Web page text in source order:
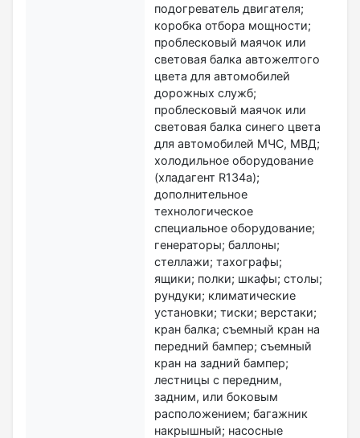
подогреватель двигателя;
коробка отбора мощности;
проблесковый маячок или
световая балка автожелтого
цвета для автомобилей
дорожных служб;
проблесковый маячок или
световая балка синего цвета
для автомобилей МЧС, МВД;
холодильное оборудование
(хладагент R134а);
дополнительное
технологическое
специальное оборудование;
генераторы; баллоны;
стеллажи; тахографы;
ящики; полки; шкафы; столы;
рундуки; климатические
установки; тиски; верстаки;
кран балка; съемный кран на
передний бампер; съемный
кран на задний бампер;
лестницы с передним,
задним, или боковым
расположением; багажник
накрышный; насосные